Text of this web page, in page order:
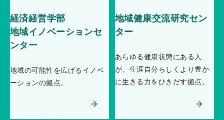
経済経営学部
地域イノベーションセ
ンター
地域の可能性を広げるイノベ
ーションの拠点。
地域健康交流研究セン
ター
あらゆる健康状態にある人
が、生涯自分らしくより豊か
に生きる力をひきだす拠点。